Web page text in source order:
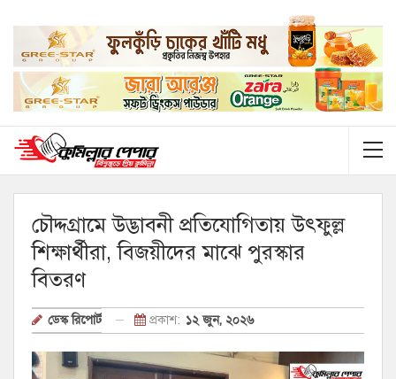
চৌদ্দগ্রামে উদ্ভাবনী প্রতিযোগিতায় উৎফুল্ল
শিক্ষার্থীরা, বিজয়ীদের মাঝে পুরস্কার
বিতরণ
ডেস্ক রিপোর্ট প্রকাশ: ১২ জুন, ২০২৬